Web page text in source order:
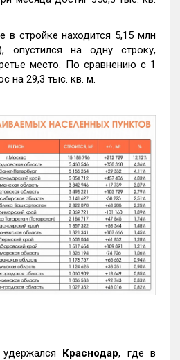
в стройке находится 5,15 млн
опустился на одну строку,
место. По сравнению с 1
на 29,3 тыс. кв. м.
Краснодар, где в